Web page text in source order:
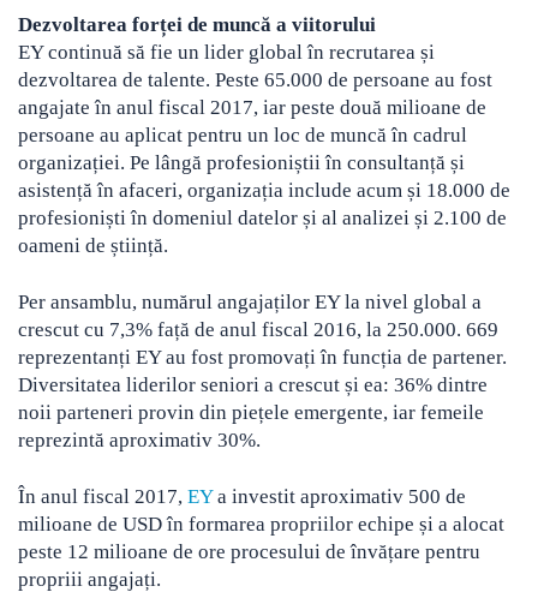
Dezvoltarea forței de muncă a viitorului
EY continuă să fie un lider global în recrutarea și
dezvoltarea de talente. Peste 65.000 de persoane au fost
angajate în anul fiscal 2017, iar peste două milioane de
persoane au aplicat pentru un loc de muncă în cadrul
organizației. Pe lângă profesioniștii în consultanță și
asistență în afaceri, organizația include acum și 18.000 de
profesioniști în domeniul datelor și al analizei și 2.100 de
oameni de știință.
Per ansamblu, numărul angajaților EY la nivel global a
crescut cu 7,3% față de anul fiscal 2016, la 250.000. 669
reprezentanți EY au fost promovați în funcția de partener.
Diversitatea liderilor seniori a crescut și ea: 36% dintre
noii parteneri provin din piețele emergente, iar femeile
reprezintă aproximativ 30%.
În anul fiscal 2017, EYa investit aproximativ 500 de
milioane de USD în formarea propriilor echipe și a alocat
peste 12 milioane de ore procesului de învățare pentru
propriii angajați.